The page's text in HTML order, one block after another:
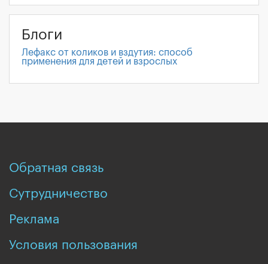
Блоги
Лефакс от коликов и вздутия: способ
применения для детей и взрослых
Обратная связь
Сутрудничество
Реклама
Условия пользования